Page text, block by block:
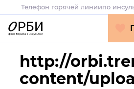
Телефон горячей линиипо
http://
content/